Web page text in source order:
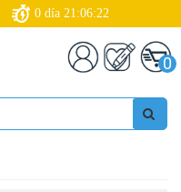
0 día 21:06:19
0